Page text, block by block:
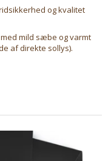
og kvalitet
mild sæbe og varmt
af direkte sollys).